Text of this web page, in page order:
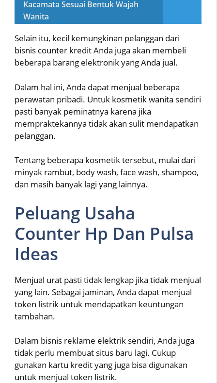
Kacamata Sesuai Bentuk Wajah
Wanita
Selain itu, kecil kemungkinan pelanggan dari
bisnis counter kredit Anda juga akan membeli
beberapa barang elektronik yang Anda jual.
Dalam hal ini, Anda dapat menjual beberapa
perawatan pribadi. Untuk kosmetik wanita sendiri
pasti banyak peminatnya karena jika
mempraktekannya tidak akan sulit mendapatkan
pelanggan.
Tentang beberapa kosmetik tersebut, mulai dari
minyak rambut, body wash, face wash, shampoo,
dan masih banyak lagi yang lainnya.
Peluang Usaha
Counter Hp Dan Pulsa
Ideas
Menjual urat pasti tidak lengkap jika tidak menjual
yang lain. Sebagai jaminan, Anda dapat menjual
token listrik untuk mendapatkan keuntungan
tambahan.
Dalam bisnis reklame elektrik sendiri, Anda juga
tidak perlu membuat situs baru lagi. Cukup
gunakan kartu kredit yang juga bisa digunakan
untuk menjual token listrik.